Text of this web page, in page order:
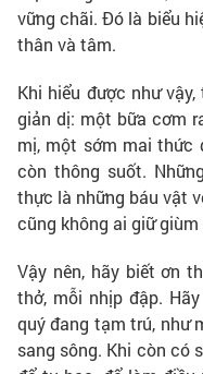
vững chãi. Đó là biểu
thân và tâm.
Khi hiểu được như
giản dị: một bữa cơm
mị, một sớm mai thức
còn thông suốt.
thực là những báu vật
cũng không ai giữ
Vậy nên, hãy biết ơn
thở, mỗi nhịp đập.
quý đang tạm trú, như
sang sông. Khi còn có